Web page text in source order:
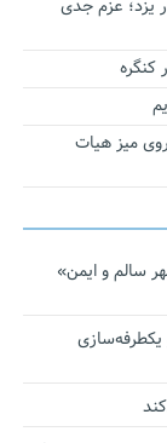
یزد؛ عزم جدی
روی میز هیات
سالم و ایمن»
یکطرفه‌سازی